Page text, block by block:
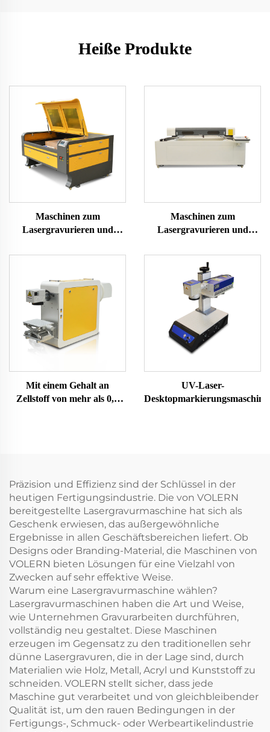
Heiße Produkte
Maschinen zum
Lasergravurieren und
Maschinen zum
Lasergravurieren und
Mit einem Gehalt an
Zellstoff von mehr als 0,9
UV-Laser-
Desktopmarkierungsmaschine
Präzision und Effizienz sind der Schlüssel in der
heutigen Fertigungsindustrie. Die von VOLERN
bereitgestellte Lasergravurmaschine hat sich als
Geschenk erwiesen, das außergewöhnliche
Ergebnisse in allen Geschäftsbereichen liefert. Ob
Designs oder Branding-Material, die Maschinen von
VOLERN bieten Lösungen für eine Vielzahl von
Zwecken auf sehr effektive Weise.
Warum eine Lasergravurmaschine wählen?
Lasergravurmaschinen haben die Art und Weise,
wie Unternehmen Gravurarbeiten durchführen,
vollständig neu gestaltet. Diese Maschinen
erzeugen im Gegensatz zu den traditionellen sehr
dünne Lasergravuren, die in der Lage sind, durch
Materialien wie Holz, Metall, Acryl und Kunststoff zu
schneiden. VOLERN stellt sicher, dass jede
Maschine gut verarbeitet und von gleichbleibender
Qualität ist, um den rauen Bedingungen in der
Fertigungs-, Schmuck- oder Werbeartikelindustrie